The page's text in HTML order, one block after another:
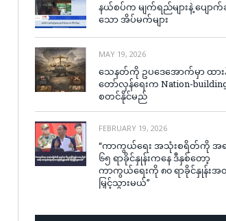
နယ်စပ်က မျက်ရည်များနဲ့ ပျောက်
သော အိပ်မက်များ
MAY 19, 2026
သေနတ်ကို ဥပဒေအောက်မှာ ထား
တော်လှန်ရေးက Nation-
စတင်နိုင်မည်
FEBRUARY 19, 2026
“ကာကွယ်ရေး အသုံးစရိတ်ကို အ
၆၅ ရာခိုင်နှုန်းကနေ ဒီနှစ်တော့
ကာကွယ်ရေးကို ၈၀ ရာခိုင်နှုန်းအ
မြှင့်သွားမယ်”